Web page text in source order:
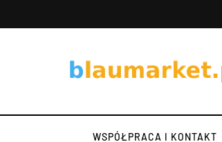
WSPÓŁPRACA I KONTAKT